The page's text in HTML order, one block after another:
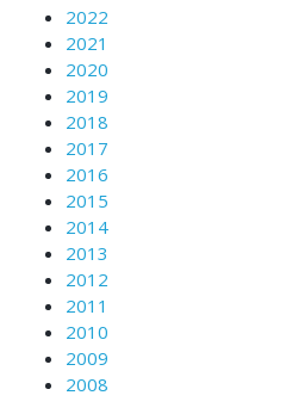
2022
2021
2020
2019
2018
2017
2016
2015
2014
2013
2012
2011
2010
2009
2008